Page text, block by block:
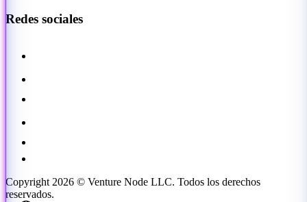
Redes sociales
Copyright 2026 © Venture Node LLC. Todos los derechos
reservados.